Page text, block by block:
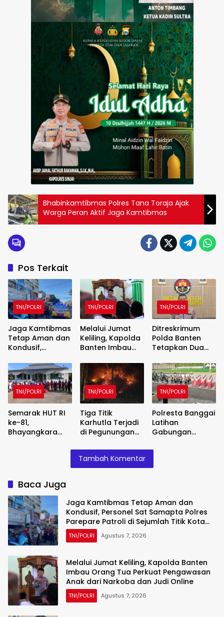
Bhabinkamtibmas Polres Tana Toraja Ajak
Warga Peran Aktif Jaga Kamtibmas
Pos Terkait
TNI/POLRI
Jaga Kamtibmas
Tetap Aman dan
Kondusif,
Samapta Polres
Parepare Patroli
di Sejumlah Titik
Kota Parepare
TNI/POLRI
Melalui Jumat
Keliling, Kapolda
Banten Imbau
Perkuat
Pengawasan
Anak dari
Narkoba dan
Judi Online
TNI/POLRI
Ditreskrimum
Polda Banten
Tetapkan Dua
Aksi Anarkis dan
Penghasutan di
Balaraja
TNI/POLRI
Semarak HUT RI
ke-81,
Bhayangkara
Sosial
TNI/POLRI
Tiga Titik
Karhutla Terjadi
di Pegunungan
Pagimana,
Banggai, Polisi
Bergerak Cepat
TNI/POLRI
Polresta Banggai
Latihan
Gabungan
Jelang HUT RI
Tambah Komentar
Baca Juga
Jaga Kamtibmas Tetap Aman dan
Kondusif, Personel Sat Samapta Polres
Parepare Patroli di Sejumlah Titik Kota
Parepare
TNI/POLRI Agustus 7, 2026
Melalui Jumat Keliling, Kapolda Banten
Imbau Orang Tua Perkuat Pengawasan
Anak dari Narkoba dan Judi Online
TNI/POLRI Agustus 7, 2026